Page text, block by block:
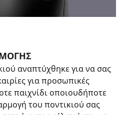
αναπτύχθηκε για να σας
για προσωπικές
παιχνίδι οποιουδήποτε
του ποντικιού σας